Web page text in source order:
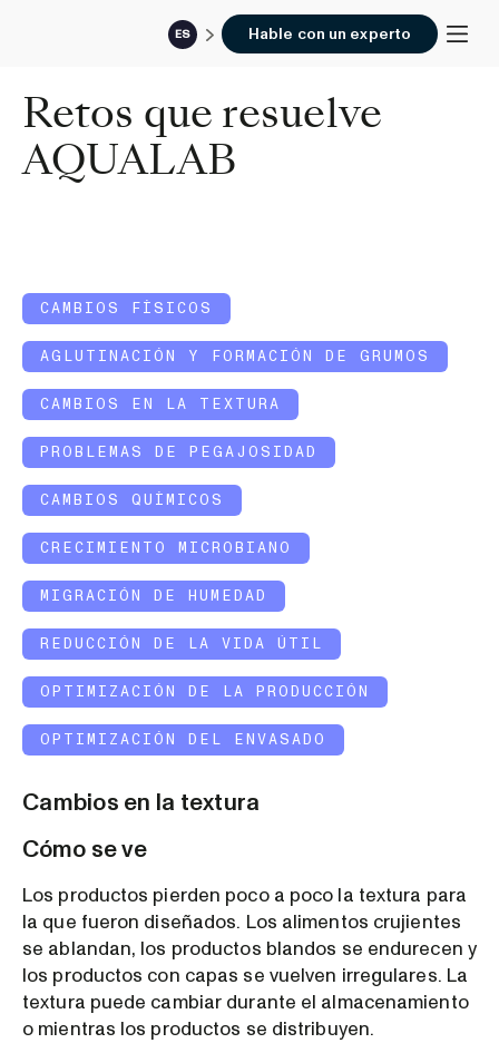
ES Hable con un experto
Retos que resuelve
AQUALAB
CAMBIOS FÍSICOS
AGLUTINACIÓN Y FORMACIÓN DE GRUMOS
CAMBIOS EN LA TEXTURA
PROBLEMAS DE PEGAJOSIDAD
CAMBIOS QUÍMICOS
CRECIMIENTO MICROBIANO
MIGRACIÓN DE HUMEDAD
REDUCCIÓN DE LA VIDA ÚTIL
OPTIMIZACIÓN DE LA PRODUCCIÓN
OPTIMIZACIÓN DEL ENVASADO
Cambios en la textura
Cómo se ve
Los productos pierden poco a poco la textura para
la que fueron diseñados. Los alimentos crujientes
se ablandan, los productos blandos se endurecen y
los productos con capas se vuelven irregulares. La
textura puede cambiar durante el almacenamiento
o mientras los productos se distribuyen.